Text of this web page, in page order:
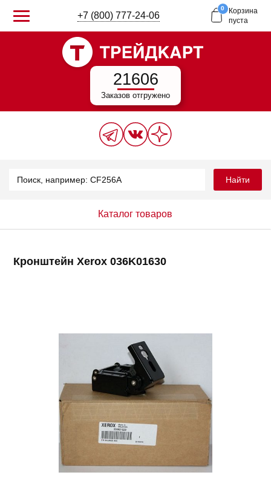
+7 (800) 777-24-06
0
Корзина
пуста
21606
Заказов отгружено
Найти
Каталог товаров
Кронштейн Xerox 036K01630